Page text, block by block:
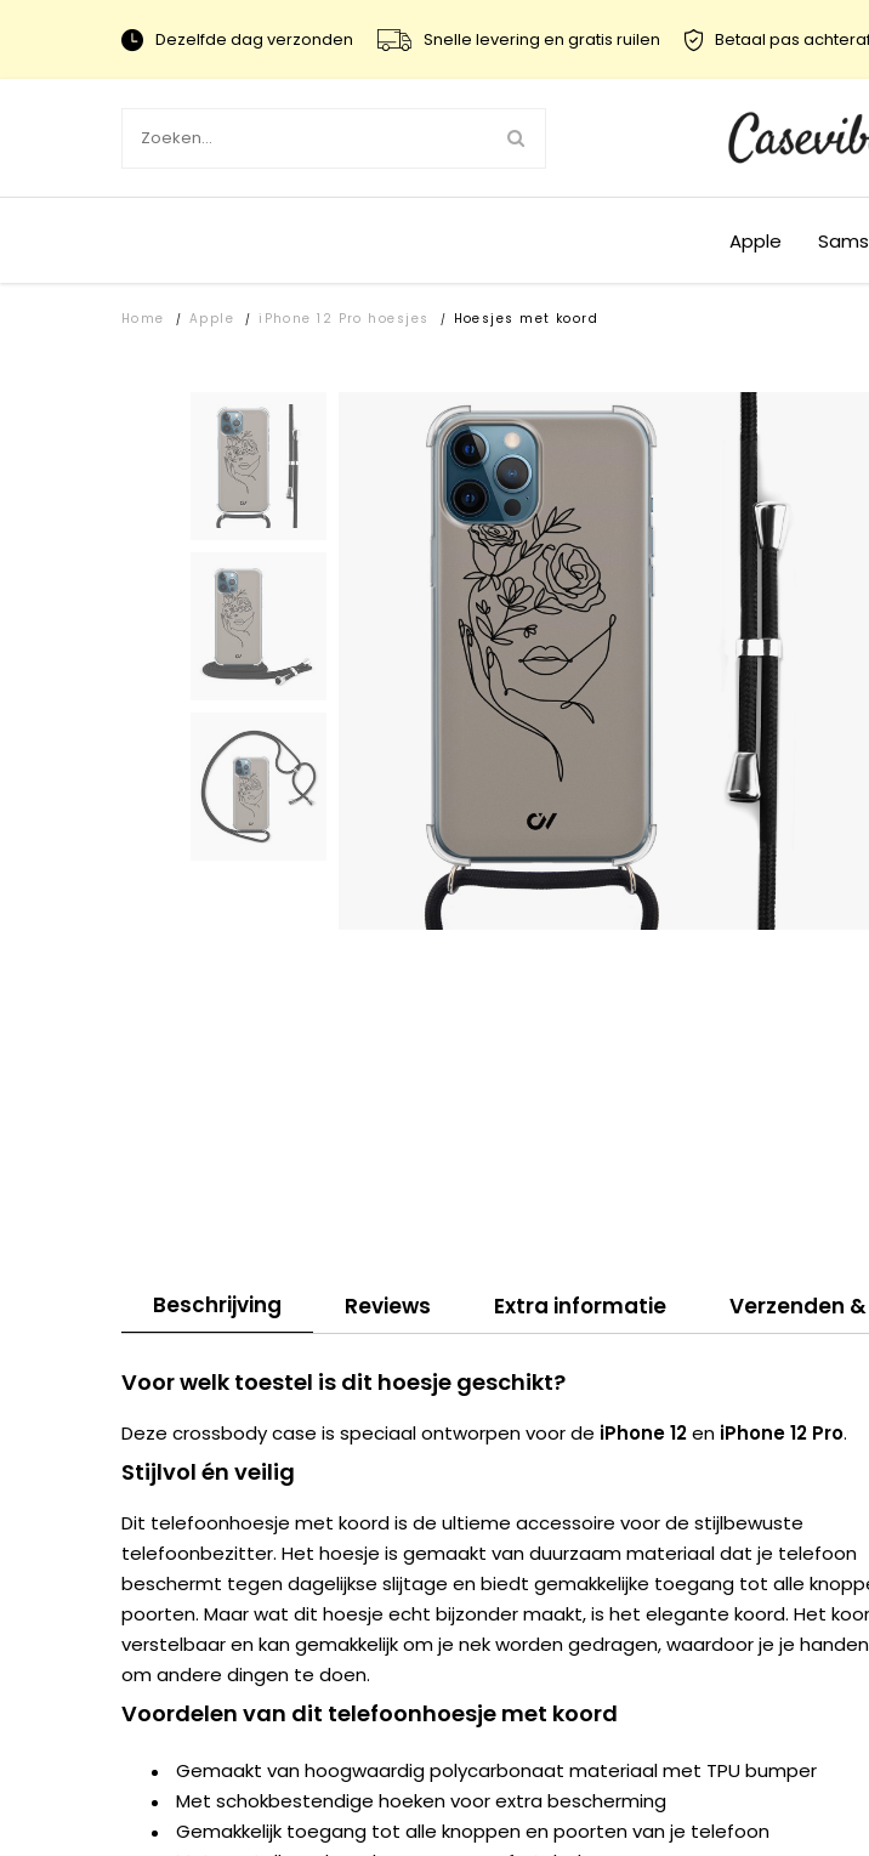
Dezelfde dag verzonden Snelle levering en gratis ruilen Betaal pas
Apple
Home / Apple / iPhone 12 Pro hoesjes / Hoesjes met koord
Beschrijving Reviews Extra informatie Verzenden
Voor welk toestel is dit hoesje geschikt?
Deze crossbody case is speciaal ontworpen voor de iPhone 12en iPhone 12 Pro.
Stijlvol én veilig
Dit telefoonhoesje met koord is de ultieme accessoire voor de stijlbewuste
telefoonbezitter. Het hoesje is gemaakt van duurzaam materiaal dat je telefoon
beschermt tegen dagelijkse slijtage en biedt gemakkelijke toegang tot alle
poorten. Maar wat dit hoesje echt bijzonder maakt, is het elegante koord. Het
verstelbaar en kan gemakkelijk om je nek worden gedragen, waardoor je je
om andere dingen te doen.
Voordelen van dit telefoonhoesje met koord
Gemaakt van hoogwaardig polycarbonaat materiaal met TPU bumper
Met schokbestendige hoeken voor extra bescherming
Gemakkelijk toegang tot alle knoppen en poorten van je telefoon